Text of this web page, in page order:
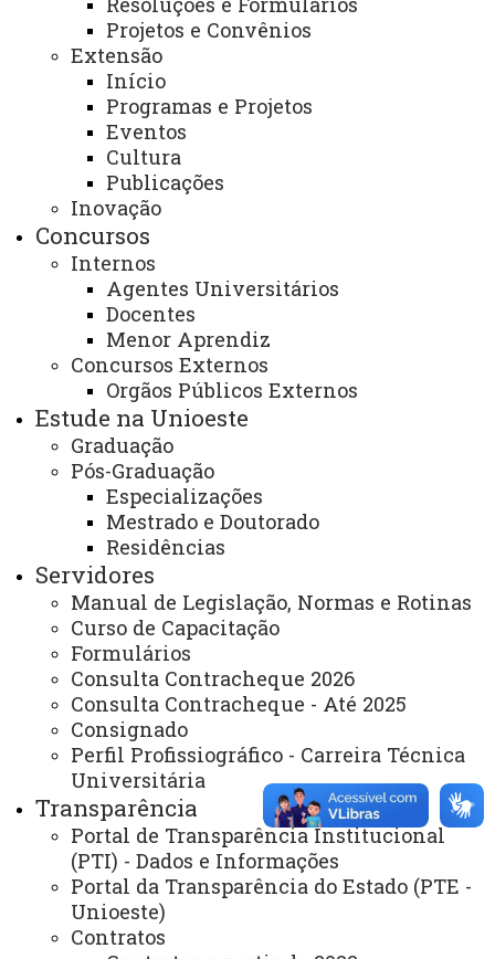
Projetos e Convênios
Extensão
Início
Programas e Projetos
Eventos
Cultura
Publicações
Inovação
Concursos
Internos
Agentes Universitários
Docentes
Menor Aprendiz
Concursos Externos
Orgãos Públicos Externos
Estude na Unioeste
Graduação
Pós-Graduação
Especializações
Mestrado e Doutorado
Residências
Servidores
Manual de Legislação, Normas e Rotinas
Curso de Capacitação
Formulários
Consulta Contracheque 2026
Consulta Contracheque - Até 2025
Consignado
Perfil Profissiográfico - Carreira Técnica
Universitária
Transparência
Portal de Transparência Institucional
(PTI) - Dados e Informações
Portal da Transparência do Estado (PTE -
Unioeste)
Contratos
ACESSE
Acesso Restrito (Editores do Portal)
Arquivo Virtual
Bibliotecas
Identidade Visual
Mapa do Site
Ouvidoria
Portal Office 365
Sistemas
Telefones
Webmail
Secretaria Geral
Gabinete Reitoria
Secretaria dos Conselhos Superiores
PRÓ-REITORIAS
Administração e Finanças
Extensão
Graduação
Pesquisa/Pós Graduação
Recursos Humanos
Planejamento